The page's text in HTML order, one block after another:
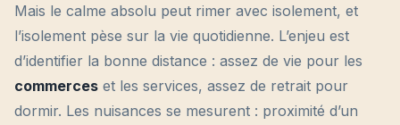
Mais le calme absolu peut rimer avec isolement, et
l’isolement pèse sur la vie quotidienne. L’enjeu est
d’identifier la bonne distance : assez de vie pour les
commerces et les services, assez de retrait pour
dormir. Les nuisances se mesurent : proximité d’un